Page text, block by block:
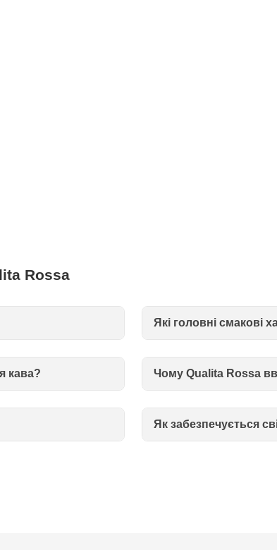
Rossa
Які головні смакові
кава? Чому Qualita Rossa
Як забезпечується